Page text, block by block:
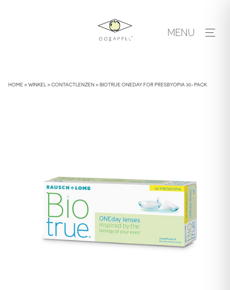
MENU
HOME»WINKEL »CONTACTLENZEN»BIOTRUE ONEDAY FOR PRESBYOPIA 30-PACK